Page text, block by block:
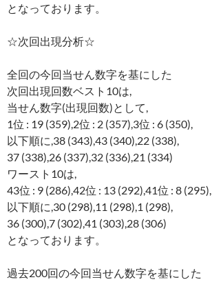
となっております。
☆次回出現分析☆
全回の今回当せん数字を基にした
次回出現回数ベスト10は,
当せん数字(出現回数)として,
1位 : 19 (359),2位 : 2 (357),3位 : 6 (350),
以下順に,38 (343),43 (340),22 (338),
37 (338),26 (337),32 (336),21 (334)
ワースト10は,
43位 : 9 (286),42位 : 13 (292),41位 : 8 (295),
以下順に,30 (298),11 (298),1 (298),
36 (300),7 (302),41 (303),28 (306)
となっております。
過去200回の今回当せん数字を基にした